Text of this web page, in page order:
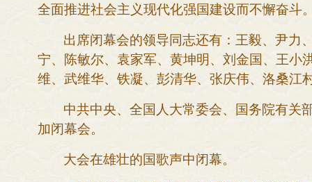
全面推进社会主义现代化强国建设而不懈奋斗
出席闭幕会的领导同志还有：王毅、尹力
宁、陈敏尔、袁家军、黄坤明、刘金国、王小
维、武维华、铁凝、彭清华、张庆伟、洛桑江
中共中央、全国人大常委会、国务院有关
加闭幕会。
大会在雄壮的国歌声中闭幕。